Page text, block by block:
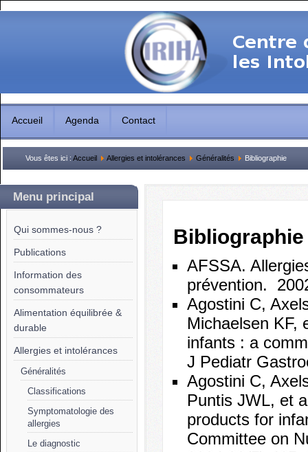
Accueil Agenda Contact
Vous êtes ici : Accueil Allergies et intolérances Généralités Bibliographie
Menu principal
Qui sommes-nous ?
Publications
Information des
consommateurs
Alimentation équilibrée &
durable
Allergies et intolérances
Généralités
Classifications
Symptomatologie des
allergies
Le diagnostic
Bibliographie
AFSSA.
prévention.
Agostini C,
Michaelsen KF,
infants : a
J Pediatr
Agostini C,
Puntis JWL, et
products for
Committee on